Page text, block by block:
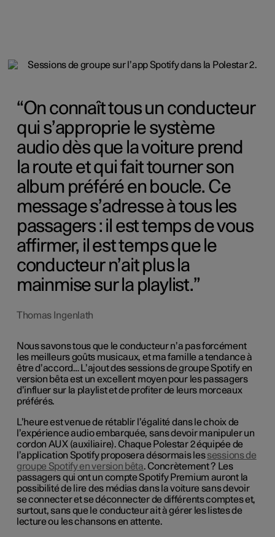
On connaît tous un conducteur
qui s’approprie le système
audio dès que la voiture prend
la route et qui fait tourner son
album préféré en boucle. Ce
message s’adresse à tous les
passagers : il est temps de vous
affirmer, il est temps que le
conducteur n’ait plus la
mainmise sur la playlist.
Thomas Ingenlath
Nous savons tous que le conducteur n’a pas forcément
les meilleurs goûts musicaux, et ma famille a tendance à
être d’accord… L’ajout des sessions de groupe Spotify en
version bêta est un excellent moyen pour les passagers
d’influer sur la playlist et de profiter de leurs morceaux
préférés.
L’heure est venue de rétablir l’égalité dans le choix de
l’expérience audio embarquée, sans devoir manipuler un
cordon AUX (auxiliaire). Chaque Polestar 2 équipée de
l’application Spotify proposera désormais lessessions de
groupe Spotify en version bêta. Concrètement ? Les
passagers qui ont un compte Spotify Premium auront la
possibilité de lire des médias dans la voiture sans devoir
se connecter et se déconnecter de différents comptes et,
surtout, sans que le conducteur ait à gérer les listes de
lecture ou les chansons en attente.